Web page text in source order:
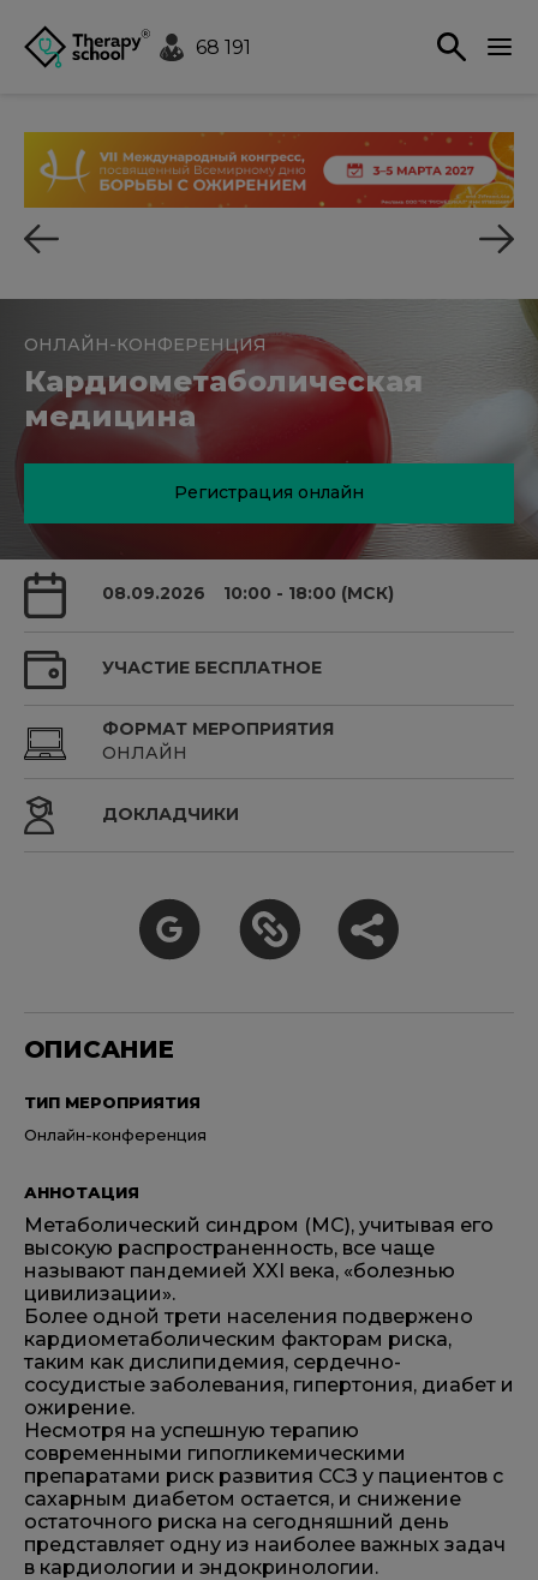
68 191
ОНЛАЙН-КОНФЕРЕНЦИЯ
Кардиометаболическая
медицина
Регистрация онлайн
08.09.2026 10:00 - 18:00 (МСК)
УЧАСТИЕ БЕСПЛАТНОЕ
ФОРМАТ МЕРОПРИЯТИЯ
ОНЛАЙН
ДОКЛАДЧИКИ
ОПИСАНИЕ
ТИП МЕРОПРИЯТИЯ
Онлайн-конференция
АННОТАЦИЯ
Метаболический синдром (МС), учитывая его
высокую распространенность, все чаще
называют пандемией XXI века, «болезнью
цивилизации».
Более одной трети населения подвержено
кардиометаболическим факторам риска,
таким как дислипидемия, сердечно-
сосудистые заболевания, гипертония, диабет и
ожирение.
Несмотря на успешную терапию
современными гипогликемическими
препаратами риск развития ССЗ у пациентов с
сахарным диабетом остается, и снижение
остаточного риска на сегодняшний день
представляет одну из наиболее важных задач
в кардиологии и эндокринологии.